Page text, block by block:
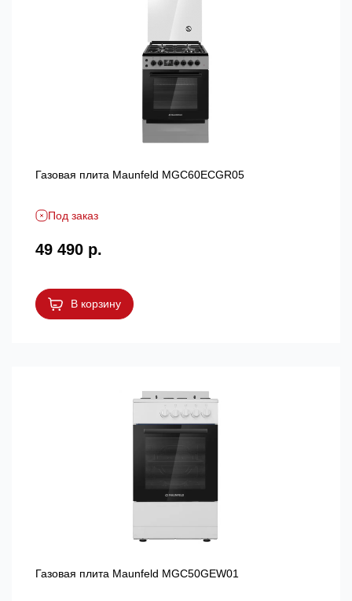
Газовая плита Maunfeld MGC60ECGR05
Под заказ
49 490 р.
В корзину
Газовая плита Maunfeld MGC50GEW01